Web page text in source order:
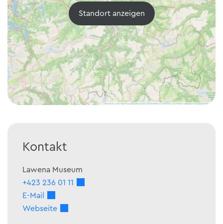
Standort anzeigen
Kontakt
Lawena Museum
+423 236 01 11
E-Mail
Webseite